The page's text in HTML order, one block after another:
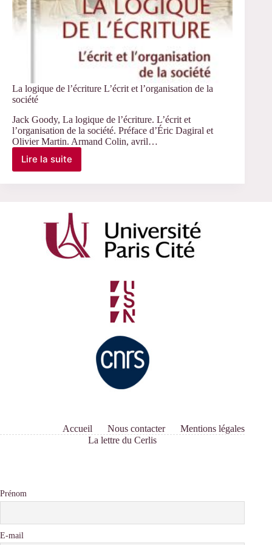
La logique de l’écriture L’écrit et l’organisation de la
société
Jack Goody, La logique de l’écriture. L’écrit et
l’organisation de la société. Préface d’Éric Dagiral et
Olivier Martin. Armand Colin, avril…
Lire la suite
La
L’écrit
et
l’organisation
de
la
Accueil Nous contacter
Mentions légales
La lettre du Cerlis
Prénom
E-mail